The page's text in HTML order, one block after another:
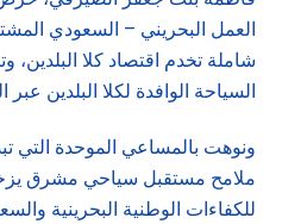
العمل البحريني – السعودي
شاملة تخدم اقتصاد كلا البلدين،
السياحة الوافدة لكلا البلدين عبر
ونوهت بالمساعي الموحدة التي
ملامح مستقبل سياحي مشرق
للكفاءات الوطنية البحرينية